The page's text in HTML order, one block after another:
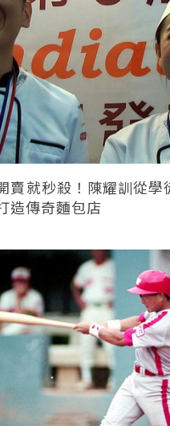
賣就秒殺！陳耀訓從學
造傳奇麵包店